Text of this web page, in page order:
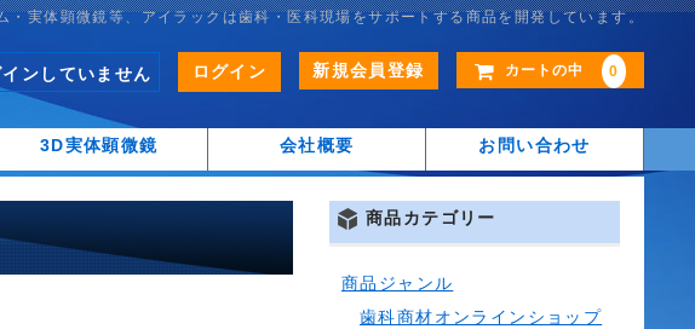
・実体顕微鏡等、アイラックは歯科・医科現場をサポートする商品を開発しています。
カートの中 0
ンしていません ログイン 新規会員登録
3D実体顕微鏡 会社概要 お問い合わせ
商品カテゴリー
商品ジャンル
歯科商材オンラインショップ